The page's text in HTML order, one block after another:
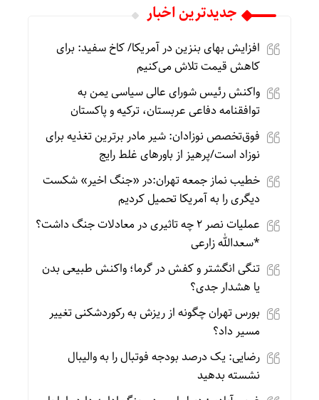
جديدترين اخبار
افزایش بهای بنزین در آمریکا/ کاخ سفید: برای
کاهش قیمت تلاش می‌کنیم
واکنش رئیس شورای عالی سیاسی یمن به
توافقنامه دفاعی عربستان، ترکیه و پاکستان
فوق‌تخصص نوزادان: شیر مادر برترین تغذیه برای
نوزاد است/پرهیز از باورهای غلط رایج
خطیب نماز جمعه تهران:در «جنگ اخیر» شکست
دیگری را به آمریکا تحمیل کردیم
عملیات نصر ۲ چه تاثیری در معادلات جنگ داشت؟
*سعدالله زارعی
تنگی انگشتر و کفش در گرما؛ واکنش طبیعی بدن
یا هشدار جدی؟
بورس تهران چگونه از ریزش به رکوردشکنی تغییر
مسیر داد؟
رضایی: یک درصد بودجه فوتبال را به والیبال
نشسته بدهید